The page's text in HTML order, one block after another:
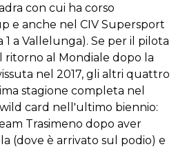
con cui ha corso
e anche nel CIV Supersport
a Vallelunga). Se per il pilota
ritorno al Mondiale dopo la
nel 2017, gli altri quattro
stagione completa nel
card nell'ultimo biennio:
Trasimeno dopo aver
(dove è arrivato sul podio) e